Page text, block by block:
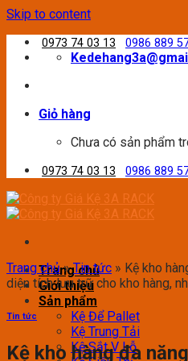
Skip to content
0973 74 03 13 0986 889
Giỏ hàng
Chưa có sản phẩm
0973 74 03 13 0986 889
Trang chủ
Giới thiệu
Sản phẩm
Kệ Để Pallet
Kệ Trung Tải
Kệ Sắt V Lỗ
Trang chủ»Tin tức » Kệ kho
diện tích lưu trữ cho kho hàng,
Tin tức
Kệ kho hàng đa